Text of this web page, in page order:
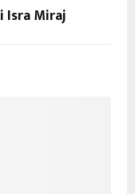
Isra Miraj